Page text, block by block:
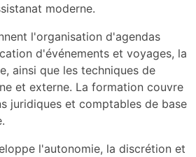
moderne.
l'organisation d'agendas
d'événements et voyages, la
ainsi que les techniques de
et externe. La formation couvre
juridiques et comptables de base
l'autonomie, la discrétion et